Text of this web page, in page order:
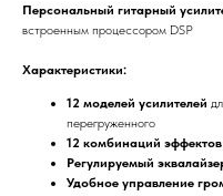
Персональный гитарный
встроенным процессором DSP
Характеристики:
12 моделей усилителей
перегруженного
12 комбинаций эффектов
Регулируемый
Удобное управление